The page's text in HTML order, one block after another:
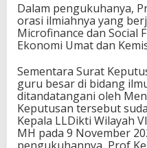
Dalam pengukuhanya,
orasi ilmiahnya yang
Microfinance dan Social
Ekonomi Umat dan
Sementara Surat
guru besar di bidang
ditandatangani oleh
Keputusan tersebut
Kepala LLDikti Wilayah
MH pada 9 November